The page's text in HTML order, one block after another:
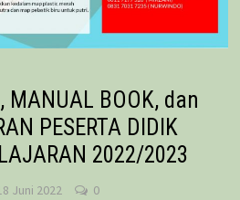
MANUAL BOOK, dan
PESERTA DIDIK
2022/2023
Juni 2022 0